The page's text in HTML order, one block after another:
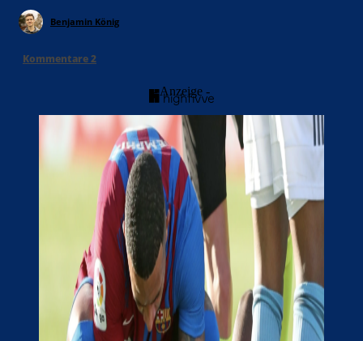
Benjamin König
Kommentare2
- Anzeige -